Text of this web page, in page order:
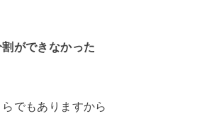
ができなかった
でもありますから